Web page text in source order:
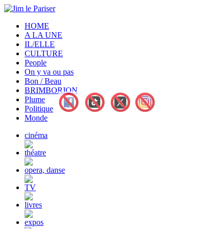
HOME
A LA UNE
IL/ELLE
CULTURE
People
On y va ou pas
Bon / Beau
BRIMBORION
Plume
Politique
Monde
cinéma
théatre
opera, danse
TV
livres
expos